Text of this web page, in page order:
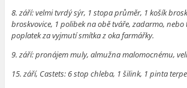
8. září: velmi tvrdý sýr, 1 stopa průměr, 1 košík
broskvovice, 1 polibek na obě tváře, zadarmo,
poplatek za vyjmutí smítka z oka farmářky.
9. září: pronájem muly, almužna malomocnému,
15. září, Castets: 6 stop chleba, 1 šilink, 1 pinta